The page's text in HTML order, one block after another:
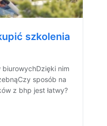
szkolenia
nim
sposób na
z bhp jest łatwy?